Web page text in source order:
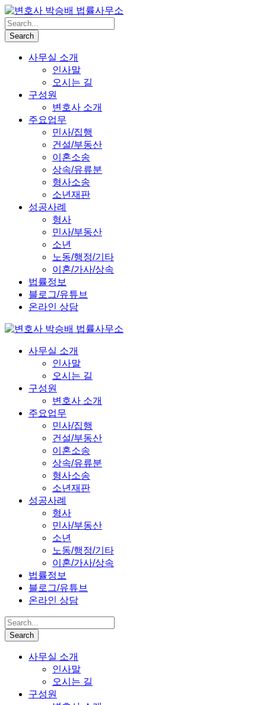
사무실 소개
인사말
오시는 길
구성원
변호사 소개
주요업무
민사/집행
건설/부동산
이혼소송
상속/유류분
형사소송
소년재판
성공사례
형사
민사/부동산
소년
노동/행정/기타
이혼/가사/상속
법률정보
블로그/유튜브
온라인 상담
사무실 소개
인사말
오시는 길
구성원
변호사 소개
주요업무
민사/집행
건설/부동산
이혼소송
상속/유류분
형사소송
소년재판
성공사례
형사
민사/부동산
소년
노동/행정/기타
이혼/가사/상속
법률정보
블로그/유튜브
온라인 상담
사무실 소개
인사말
오시는 길
구성원